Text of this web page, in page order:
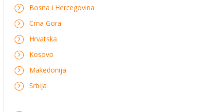
Bosna i Hercegovina
Crna Gora
Hrvatska
Kosovo
Makedonija
Srbija